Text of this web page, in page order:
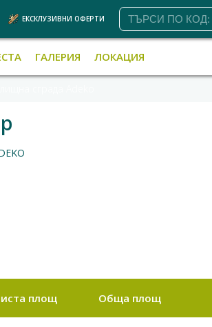
ЕКСКЛУЗИВНИ ОФЕРТИ
ГАЛЕРИЯ ЛОКАЦИЯ
площ Обща площ